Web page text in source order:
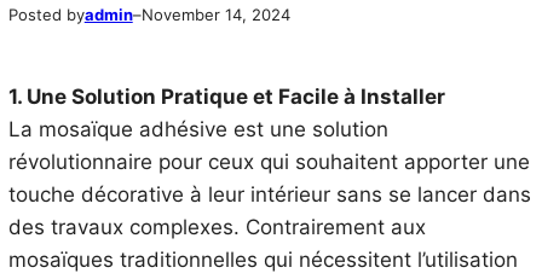
Posted byadmin–November 14, 2024
1. Une Solution Pratique et Facile à Installer
La mosaïque adhésive est une solution
révolutionnaire pour ceux qui souhaitent apporter une
touche décorative à leur intérieur sans se lancer dans
des travaux complexes. Contrairement aux
mosaïques traditionnelles qui nécessitent l’utilisation